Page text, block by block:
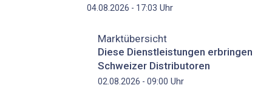
04.08.2026 - 17:03 Uhr
Marktübersicht
Diese Dienstleistungen erbringen
Schweizer Distributoren
02.08.2026 - 09:00 Uhr